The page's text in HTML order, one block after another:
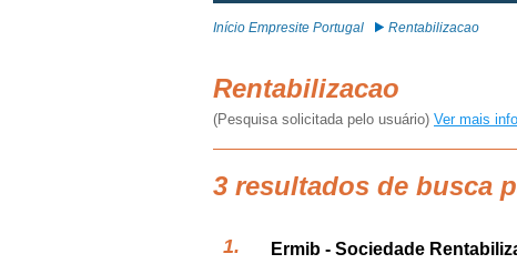
Início Empresite Portugal Rentabilizacao
Rentabilizacao
(Pesquisa solicitada pelo usuário) Ver mais
3 resultados de busca
Ermib - Sociedade